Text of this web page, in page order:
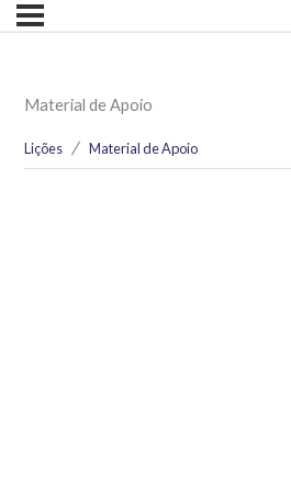
Material de Apoio
Lições Material de Apoio